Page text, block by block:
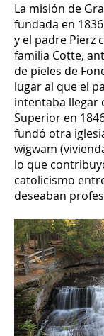
La misión de
fundada en
y el padre Pierz
familia Cotte,
de pieles de
lugar al que el
intentaba llegar
Superior en
fundó otra
wigwam
lo que
catolicismo
deseaban